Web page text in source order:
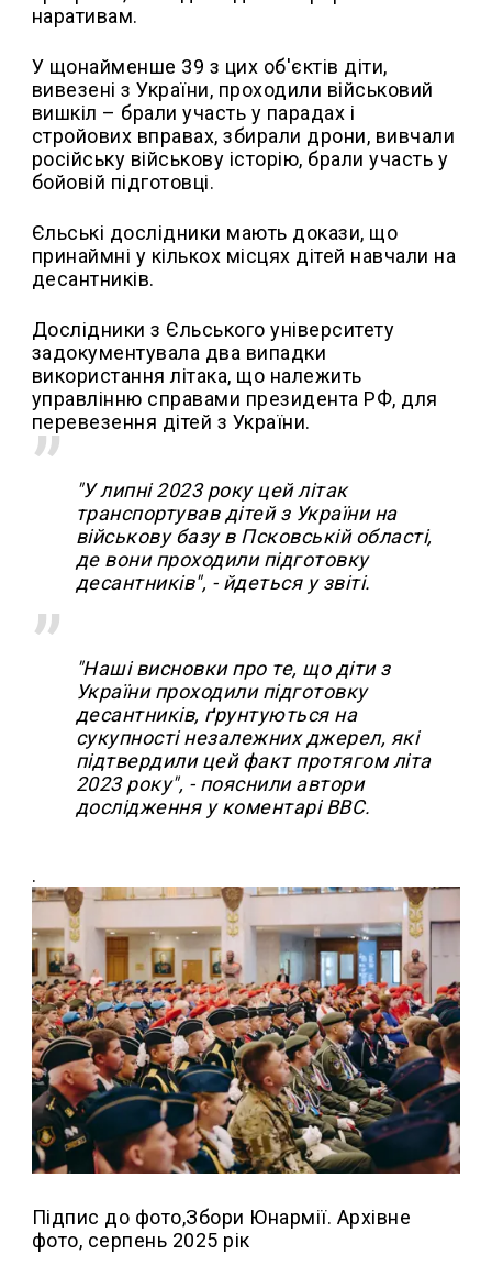
наративам.
У щонайменше 39 з цих об'єктів діти,
вивезені з України, проходили військовий
вишкіл – брали участь у парадах і
стройових вправах, збирали дрони, вивчали
російську військову історію, брали участь у
бойовій підготовці.
Єльські дослідники мають докази, що
принаймні у кількох місцях дітей навчали на
десантників.
Дослідники з Єльського університету
задокументувала два випадки
використання літака, що належить
управлінню справами президента РФ, для
перевезення дітей з України.
"У липні 2023 року цей літак
транспортував дітей з України на
військову базу в Псковській області,
де вони проходили підготовку
десантників", - йдеться у звіті.
"Наші висновки про те, що діти з
України проходили підготовку
десантників, ґрунтуються на
сукупності незалежних джерел, які
підтвердили цей факт протягом літа
2023 року", - пояснили автори
дослідження у коментарі ВВС.
.
Підпис до фото,Збори Юнармії. Архівне
фото, серпень 2025 рік